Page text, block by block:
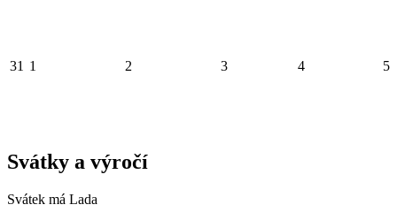
31 1 2 3 4 5
Svátky a výročí
Svátek má Lada